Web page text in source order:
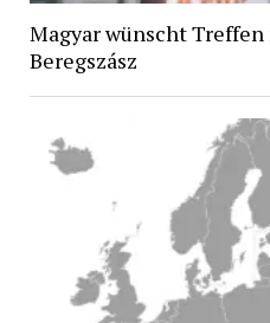
Magyar wünscht
Beregszász